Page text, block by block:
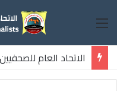
القائمة
الاتحاد العام
ثلاثة صحفيين